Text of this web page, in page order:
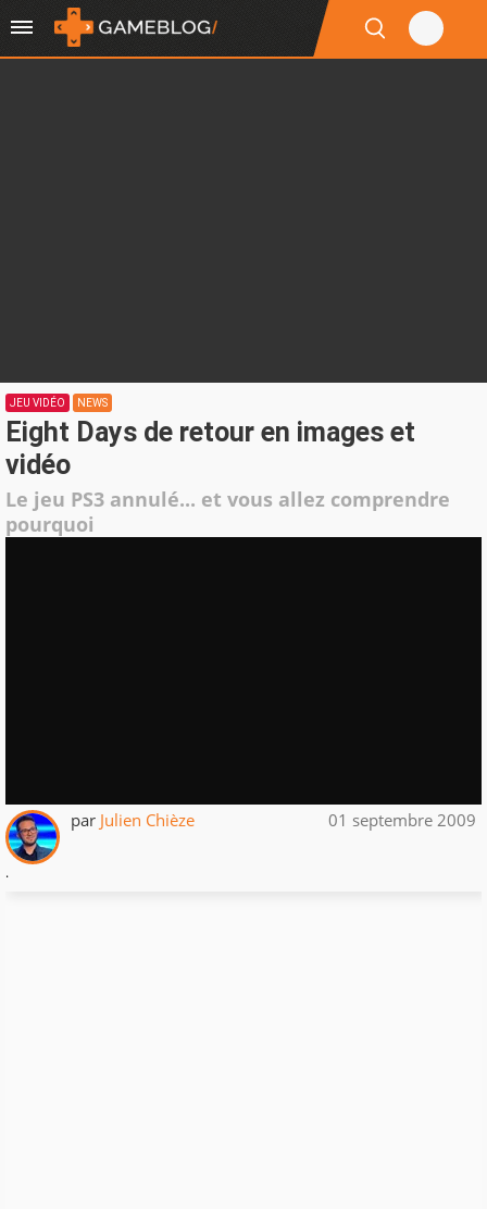
JEU VIDÉO NEWS
Eight Days de retour en images et
vidéo
Le jeu PS3 annulé... et vous allez comprendre
pourquoi
par Julien Chièze 01 septembre 2009
.